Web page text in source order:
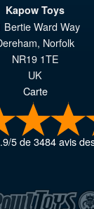
Kapow Toys
Bertie Ward Way
, Norfolk
NR19 1TE
UK
Carte
/5de3484avis